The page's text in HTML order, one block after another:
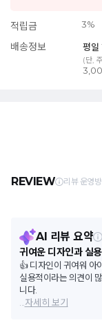
적립금 3%
배송정보 평일
(단,